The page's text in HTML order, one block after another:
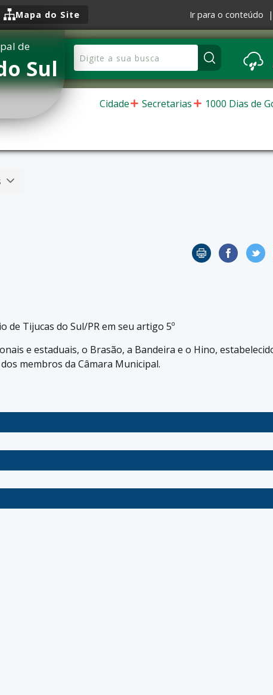
Mapa do Site Ir para o conteúdo |
de
Sul
Cidade Secretarias 1000 Dias de
de Tijucas do Sul/PR em seu artigo 5º
e estaduais, o Brasão, a Bandeira e o Hino,
membros da Câmara Municipal.